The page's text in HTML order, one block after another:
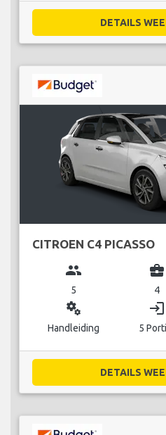
DETAILS
CITROEN C4 PICASSO
group
5
business_center
4
miscellaneous_services
Handleiding
login
5
DETAILS